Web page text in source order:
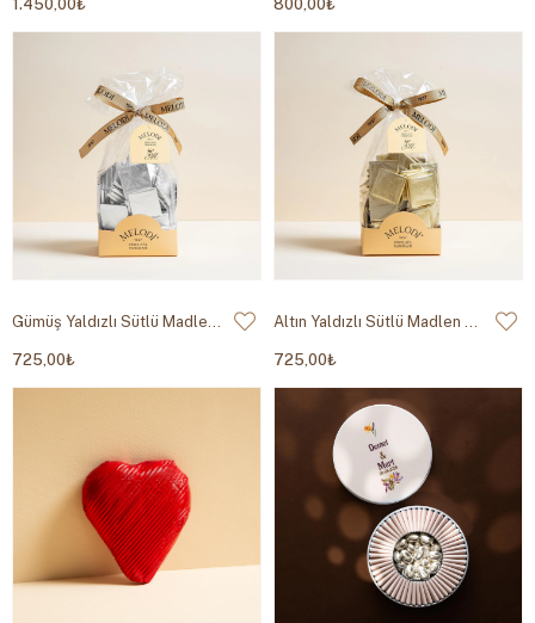
1.450,00₺ 800,00₺
Gümüş Yaldızlı Sütlü Madlen 500g
725,00₺
Altın Yaldızlı Sütlü Madlen 500g
725,00₺